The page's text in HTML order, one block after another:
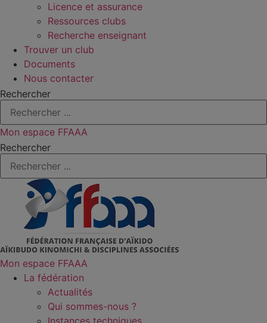
Licence et assurance
Ressources clubs
Recherche enseignant
Trouver un club
Documents
Nous contacter
Rechercher
Mon espace FFAAA
Rechercher
Mon espace FFAAA
La fédération
Actualités
Qui sommes-nous ?
Instances techniques